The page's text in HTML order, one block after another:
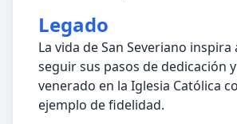
Legado
La vida de San Severiano inspira
seguir sus pasos de dedicación
venerado en la Iglesia Católica
ejemplo de fidelidad.